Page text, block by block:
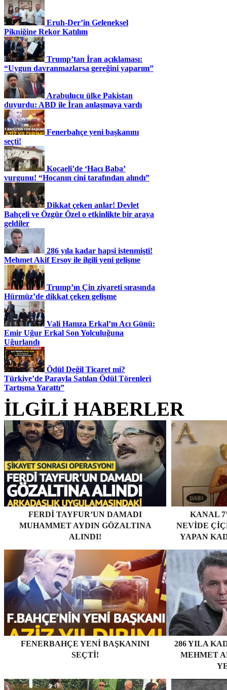
Eruh-Der’in Geleneksel
Pikniğine Rekor Katılım
Trump’tan İran açıklaması:
“Uygun davranmazlarsa gereğini yaparım”
Arabulucu ülke Pakistan
duyurdu: ABD ile İran anlaşmaya vardı
Fenerbahçe yeni başkanını
seçti!
Kocaeli’de ‘Hacı Baba’
vurgunu! “Hocanın cini tarafından alındı”
Dikkat çeken anlar! Devlet
Bahçeli ve Özgür Özel o etkinlikte bir araya
geldiler
286 yıla kadar hapsi istenmişti!
Mehmet Akif Ersoy ile ilgili yeni gelişme
Trump’ın Çin ziyareti sırasında
Hürmüz’de dikkat çeken gelişme
Vali Hamza Erkal’ın Acı Günü:
Emir Uğur Erkal Son Yolculuğuna
Uğurlandı
Ödül Değil Ticaret mi?
Türkiye’de Parayla Satılan Ödül Törenleri
Tartışma Yarattı”
İLGİLİ HABERLER
FERDI TAYFUR’UN DAMADI
MUHAMMET AYDIN GÖZALTINA
ALINDI!
KANAL
NEVİDE
YAPAN
FENERBAHÇE YENI BAŞKANINI
SEÇTI!
286 YILA
MEHMET